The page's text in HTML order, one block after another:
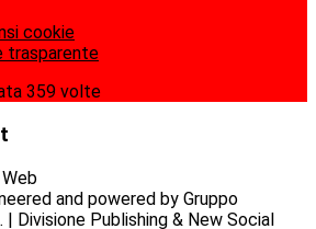
cookie
trasparente
359 volte
and powered by Gruppo
| Divisione Publishing & New Social